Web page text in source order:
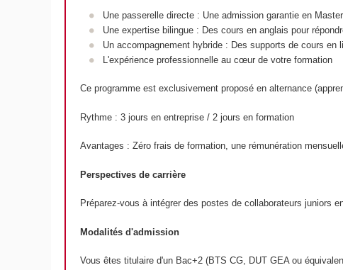
Une passerelle directe : Une admission garantie en
Une expertise bilingue : Des cours en anglais pour
Un accompagnement hybride : Des supports de cours
L'expérience professionnelle au cœur de votre formation
Ce programme est exclusivement proposé en alternance
Rythme : 3 jours en entreprise / 2 jours en formation
Avantages : Zéro frais de formation, une rémunération
Perspectives de carrière
Préparez-vous à intégrer des postes de collaborateurs juniors
Modalités d'admission
Vous êtes titulaire d'un Bac+2 (BTS CG, DUT GEA ou